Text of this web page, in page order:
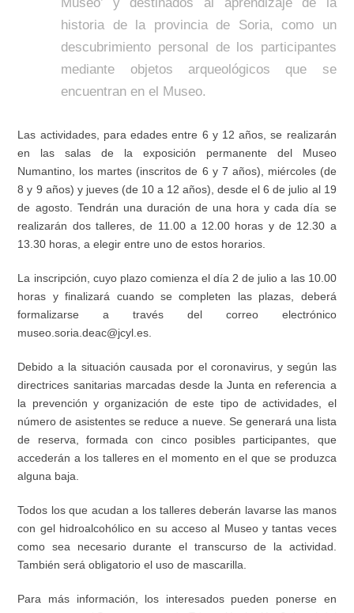
historia de la provincia de Soria, como un
descubrimiento personal de los participantes
mediante objetos arqueológicos que se
encuentran en el Museo.
Las actividades, para edades entre 6 y 12 años, se realizarán
en las salas de la exposición permanente del Museo
Numantino, los martes (inscritos de 6 y 7 años), miércoles (de
8 y 9 años) y jueves (de 10 a 12 años), desde el 6 de julio al 19
de agosto. Tendrán una duración de una hora y cada día se
realizarán dos talleres, de 11.00 a 12.00 horas y de 12.30 a
13.30 horas, a elegir entre uno de estos horarios.
La inscripción, cuyo plazo comienza el día 2 de julioa las 10.00
horas y finalizará cuando se completen las plazas, deberá
formalizarse a través del correo electrónico
museo.soria.deac@jcyl.es.
Debido a la situación causada por el coronavirus, y según las
directrices sanitarias marcadas desde la Juntaen referencia a
la prevención y organización de este tipo de actividades, el
número de asistentes se reduce a nueve. Se generará una lista
de reserva, formada con cinco posibles participantes, que
accederán a los talleres en el momento en elque se produzca
alguna baja.
Todos los que acudan a los talleres deberán lavarse las manos
con gel hidroalcohólico en su acceso al Museo y tantas veces
como sea necesario durante el transcurso de la actividad.
También será obligatorio el uso de mascarilla.
Para más información, los interesados pueden ponerse en